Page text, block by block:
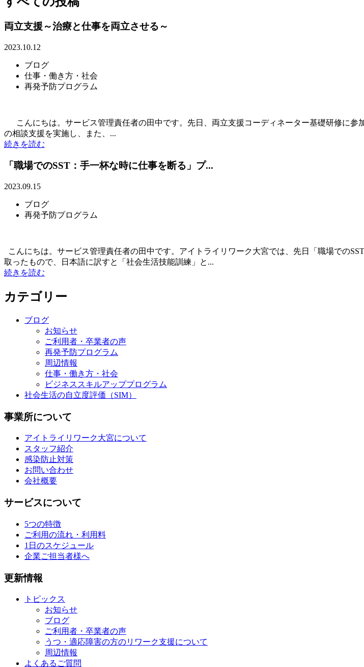
両立支援～治療と仕事を両立させる～
2023.10.12
ブログ
仕事・働き方・社会
再発予防プログラム
こんにちは。サービス管理責任者の田中です。先日、両立支援コーディネーター基礎研修に
の相談支援を実施し、また、...
続きを読む
「職場でのSST：手一杯な時に仕事を断る」プ...
2023.09.15
ブログ
再発予防プログラム
こんにちは。サービス管理責任者の田中です。アイトライリワーク大宮では、先日「職場での
取ったもので、日本語に訳すと「社会生活技能訓練」と...
続きを読む
カテゴリー
ブログ
お知らせ
ご利用者・卒業者の声
再発予防プログラム
周辺情報
仕事・働き方・社会
ビジネススキルアッププログラム
社会生活の自立度評価（SIM）
事業所について
アイトライリワーク大宮について
スタッフ紹介
感染防止対策
お問い合わせ
会社概要
サービスについて
5つの特徴
ご利用の流れ・利用料
1日のスケジュール
企業ご担当者様へ
更新情報
トピックス
お知らせ
ブログ
ご利用者・卒業者の声
うつ・適応障害の方のリワーク支援について
周辺情報
よくあるご質問